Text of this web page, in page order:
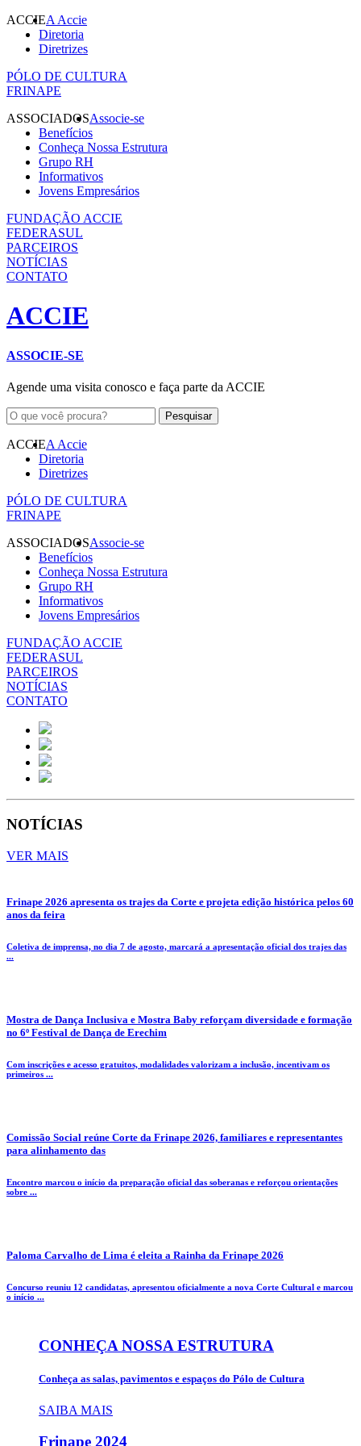
ACCIEA Accie
Diretoria
Diretrizes
PÓLO DE CULTURA
FRINAPE
ASSOCIADOSAssocie-se
Benefícios
Conheça Nossa Estrutura
Grupo RH
Informativos
Jovens Empresários
FUNDAÇÃO ACCIE
FEDERASUL
PARCEIROS
NOTÍCIAS
CONTATO
ACCIE
ASSOCIE-SE
Agende uma visita conosco e faça parte da ACCIE
ACCIEA Accie
Diretoria
Diretrizes
PÓLO DE CULTURA
FRINAPE
ASSOCIADOSAssocie-se
Benefícios
Conheça Nossa Estrutura
Grupo RH
Informativos
Jovens Empresários
FUNDAÇÃO ACCIE
FEDERASUL
PARCEIROS
NOTÍCIAS
CONTATO
NOTÍCIAS
VER MAIS
Frinape 2026 apresenta os trajes da Corte e projeta edição histórica pelos 60
anos da feira
Coletiva de imprensa, no dia 7 de agosto, marcará a apresentação oficial dos trajes das
...
Mostra de Dança Inclusiva e Mostra Baby reforçam diversidade e formação
no 6º Festival de Dança de Erechim
Com inscrições e acesso gratuitos, modalidades valorizam a inclusão, incentivam os
primeiros ...
Comissão Social reúne Corte da Frinape 2026, familiares e representantes
para alinhamento das
Encontro marcou o início da preparação oficial das soberanas e reforçou orientações
sobre ...
Paloma Carvalho de Lima é eleita a Rainha da Frinape 2026
Concurso reuniu 12 candidatas, apresentou oficialmente a nova Corte Cultural e marcou
o início ...
CONHEÇA NOSSA ESTRUTURA
Conheça as salas, pavimentos e espaços do Pólo de Cultura
SAIBA MAIS
Frinape 2024